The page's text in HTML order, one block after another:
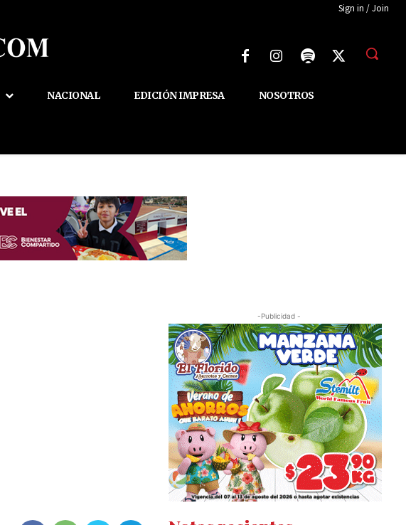
Sign in / Join
NACIONAL EDICIÓN IMPRESA NOSOTROS
-Publicidad -